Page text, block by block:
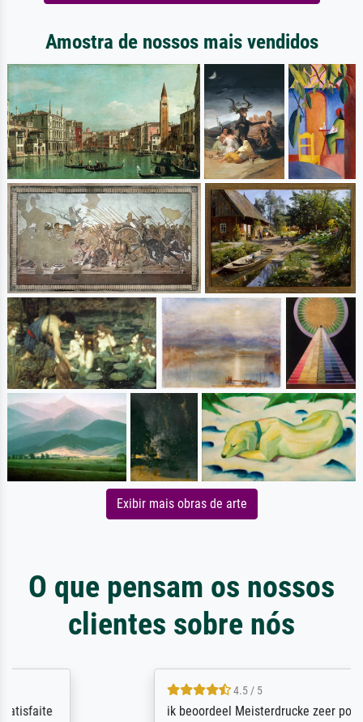
Amostra de nossos mais vendidos
Exibir mais obras de arte
O que pensam os nossos
clientes sobre nós
ik beoordeel Meisterdrucke zeer positief.